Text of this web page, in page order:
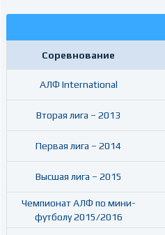
Соревнование
АЛФ International
Вторая лига – 2013
Первая лига – 2014
Высшая лига – 2015
Чемпионат АЛФ по мини-
футболу 2015/2016